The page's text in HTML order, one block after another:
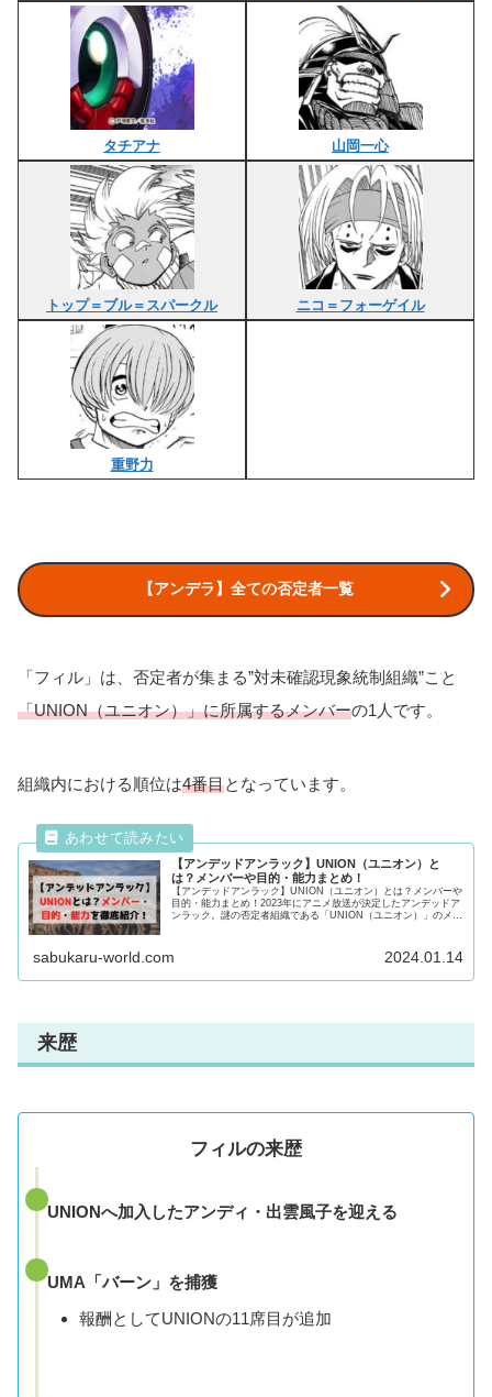
タチアナ 山岡一心
トップ＝ブル＝スパークル ニコ＝フォーゲイル
重野力
【アンデラ】全ての否定者一覧
「フィル」は、否定者が集まる”対未確認現象統制組織”こと
「UNION（ユニオン）」に所属するメンバーの1人です。
組織内における順位は4番目となっています。
【アンデッドアンラック】UNION（ユニオン）と
は？メンバーや目的・能力まとめ！
【アンデッドアンラック】UNION（ユニオン）とは？メンバーや
目的・能力まとめ！2023年にアニメ放送が決定したアンデッドア
ンラック。謎の否定者組織である「UNION（ユニオン）」のメン
sabukaru-world.com 2024.01.14
来歴
フィルの来歴
UNIONへ加入したアンディ・出雲風子を迎える
UMA「バーン」を捕獲
報酬としてUNIONの11席目が追加